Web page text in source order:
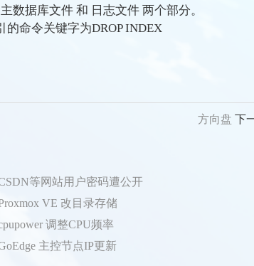
数据库文件 和 日志文件 两个部分。
的命令关键字为DROP INDEX
方向盘 下
等网站用户密码遭公开
VE 改目录存储
调整CPU频率
主控节点IP更新